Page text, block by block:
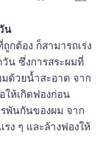
น
กต้อง ก็สามารถเร่ง
น ซึ่งการสระผมที่
มด้วยน้ำสะอาด จาก
ห้เกิดฟองก่อน
พันกันของผม จาก
ง ๆ และล้างฟองให้